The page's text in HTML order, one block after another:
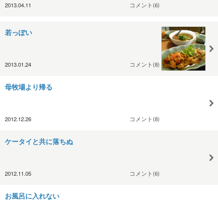
2013.04.11 コメント(6)
若っぽい
2013.01.24 コメント(8)
母牧場より帰る
2012.12.26 コメント(8)
ケータイと共に落ちぬ
2012.11.05 コメント(6)
お風呂に入れない